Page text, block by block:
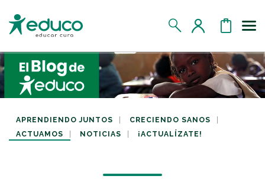
MIS DATOS
MIS APADRINADOS
MIS RETOS SOLIDARIOS
APRENDIENDO JUNTOS
CRECIENDO SANOS
ACTUAMOS
NOTICIAS ¡ACTUALÍZATE!